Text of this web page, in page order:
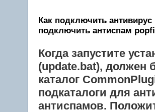
Как подключить антивирус
подключить антиспам
Когда запустите
(update.bat), должен
каталог
подкаталоги для
антиспамов.